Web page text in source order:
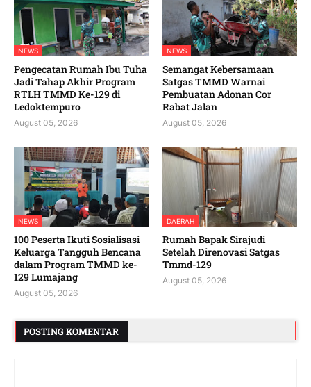
NEWS
Pengecatan Rumah Ibu Tuha
Jadi Tahap Akhir Program
RTLH TMMD Ke-129 di
Ledoktempuro
August 05, 2026
NEWS
Semangat Kebersamaan
Satgas TMMD Warnai
Pembuatan Adonan Cor
Rabat Jalan
August 05, 2026
NEWS
100 Peserta Ikuti Sosialisasi
Keluarga Tangguh Bencana
dalam Program TMMD ke-
129 Lumajang
August 05, 2026
DAERAH
Rumah Bapak Sirajudi
Setelah Direnovasi Satgas
Tmmd-129
August 05, 2026
POSTING KOMENTAR